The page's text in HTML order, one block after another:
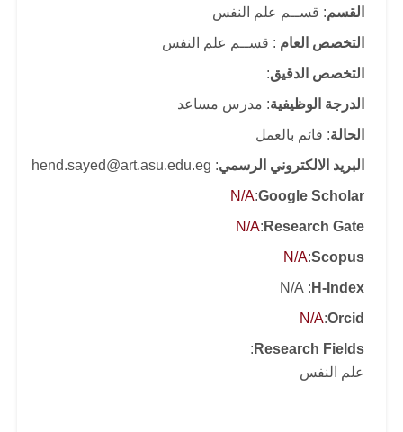
القسم: قســم علم النفس
التخصص العام : قســم علم النفس
التخصص الدقيق:
الدرجة الوظيفية: مدرس مساعد
الحالة: قائم بالعمل
البريد الالكتروني الرسمي: hend.sayed@art.asu.edu.eg
Google Scholar
:
N/A
Research Gate
:
N/A
Scopus
:
N/A
H-Index
: N/A
Orcid
:
N/A
Research Fields
:
علم النفس